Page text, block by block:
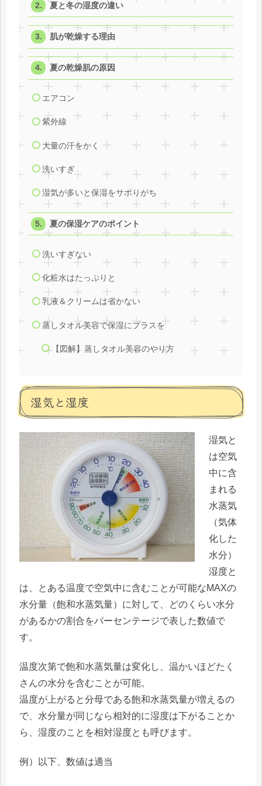
夏と冬の湿度の違い
肌が乾燥する理由
夏の乾燥肌の原因
エアコン
紫外線
大量の汗をかく
洗いすぎ
湿気が多いと保湿をサボりがち
夏の保湿ケアのポイント
洗いすぎない
化粧水はたっぷりと
乳液＆クリームは省かない
蒸しタオル美容で保湿にプラスを
【図解】蒸しタオル美容のやり方
湿気と湿度
湿気と
は空気
中に含
まれる
水蒸気
（気体
化した
水分）
湿度と
は、とある温度で空気中に含むことが可能なMAXの
水分量（飽和水蒸気量）に対して、どのくらい水分
があるかの割合をパーセンテージで表した数値で
す。
温度次第で飽和水蒸気量は変化し、温かいほどたく
さんの水分を含むことが可能。
温度が上がると分母である飽和水蒸気量が増えるの
で、水分量が同じなら相対的に湿度は下がることか
ら、湿度のことを相対湿度とも呼びます。
例）以下、数値は適当